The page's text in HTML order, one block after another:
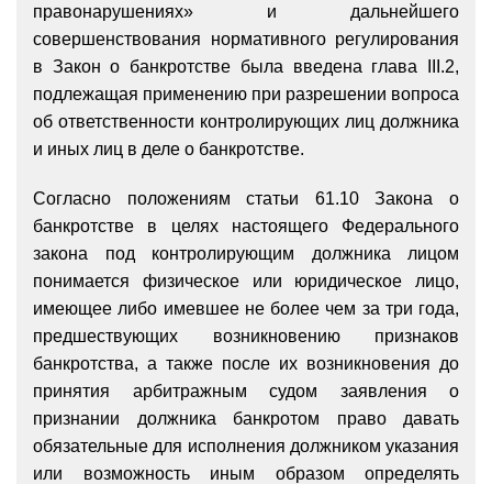
правонарушениях» и дальнейшего
совершенствования нормативного регулирования
в Закон о банкротстве была введена глава III.2,
подлежащая применению при разрешении вопроса
об ответственности контролирующих лиц должника
и иных лиц в деле о банкротстве.
Согласно положениям статьи 61.10 Закона о
банкротстве в целях настоящего Федерального
закона под контролирующим должника лицом
понимается физическое или юридическое лицо,
имеющее либо имевшее не более чем за три года,
предшествующих возникновению признаков
банкротства, а также после их возникновения до
принятия арбитражным судом заявления о
признании должника банкротом право давать
обязательные для исполнения должником указания
или возможность иным образом определять